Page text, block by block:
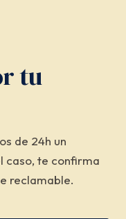
tu
de 24h un
caso, te confirma
reclamable.